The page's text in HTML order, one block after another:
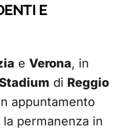
E
e Verona, in
di Reggio
appuntamento
permanenza in